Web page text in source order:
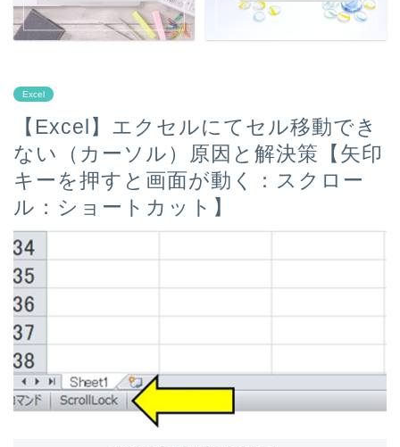
Excel
【Excel】エクセルにてセル移動でき
ない（カーソル）原因と解決策【矢印
キーを押すと画面が動く：スクロー
ル：ショートカット】